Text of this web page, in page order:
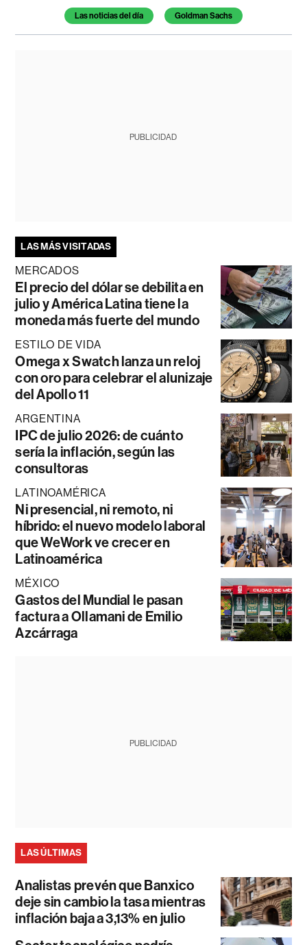
Temas de este artículo
Las noticias del día Goldman Sachs
PUBLICIDAD
LAS MÁS VISITADAS
MERCADOS
El precio del dólar se debilita en
julio y América Latina tiene la
moneda más fuerte del mundo
ESTILO DE VIDA
Omega x Swatch lanza un reloj
con oro para celebrar el alunizaje
del Apollo 11
ARGENTINA
IPC de julio 2026: de cuánto
sería la inflación, según las
consultoras
LATINOAMÉRICA
Ni presencial, ni remoto, ni
híbrido: el nuevo modelo laboral
que WeWork ve crecer en
Latinoamérica
MÉXICO
Gastos del Mundial le pasan
factura a Ollamani de Emilio
Azcárraga
PUBLICIDAD
LAS ÚLTIMAS
Analistas prevén que Banxico
deje sin cambio la tasa mientras
inflación baja a 3,13% en julio